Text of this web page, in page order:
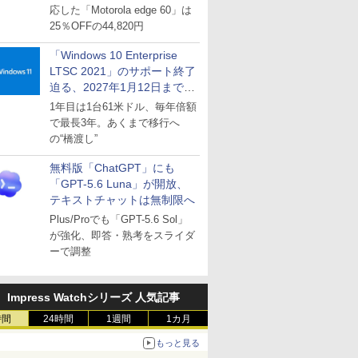
応した「Motorola edge 60」は
25％OFFの44,820円
「Windows 10 Enterprise
LTSC 2021」のサポート終了
迫る、2027年1月12日まで
～ESUは9月1日から販売
1年目は1台61米ドル、毎年倍額
で最長3年。あくまで移行へ
の“橋渡し”
無料版「ChatGPT」にも
「GPT-5.6 Luna」が開放、
テキストチャットは無制限へ
Plus/Proでも「GPT-5.6 Sol」
が強化、即答・熟考をスライダ
ーで調整
Impress Watchシリーズ 人気記事
24時間 1週間 1カ月
もっと見る